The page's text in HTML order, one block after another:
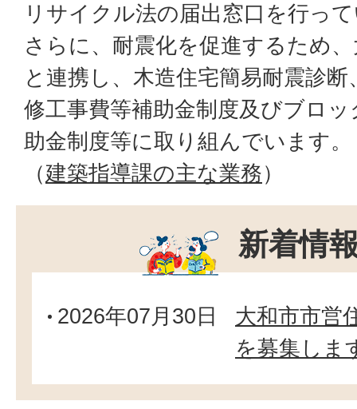
リサイクル法の届出窓口を行っ
さらに、耐震化を促進するため
と連携し、木造住宅簡易耐震診
修工事費等補助金制度及びブロ
助金制度等に取り組んでいます。
（建築指導課の主な業務）
新着情
2026年07月30日
大和市市営
を募集しま